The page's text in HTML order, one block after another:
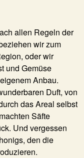
allen Regeln der
wir zum
oder wir
und Gemüse
Anbau.
Duft, von
das Areal selbst
Säfte
Und vergessen
den die